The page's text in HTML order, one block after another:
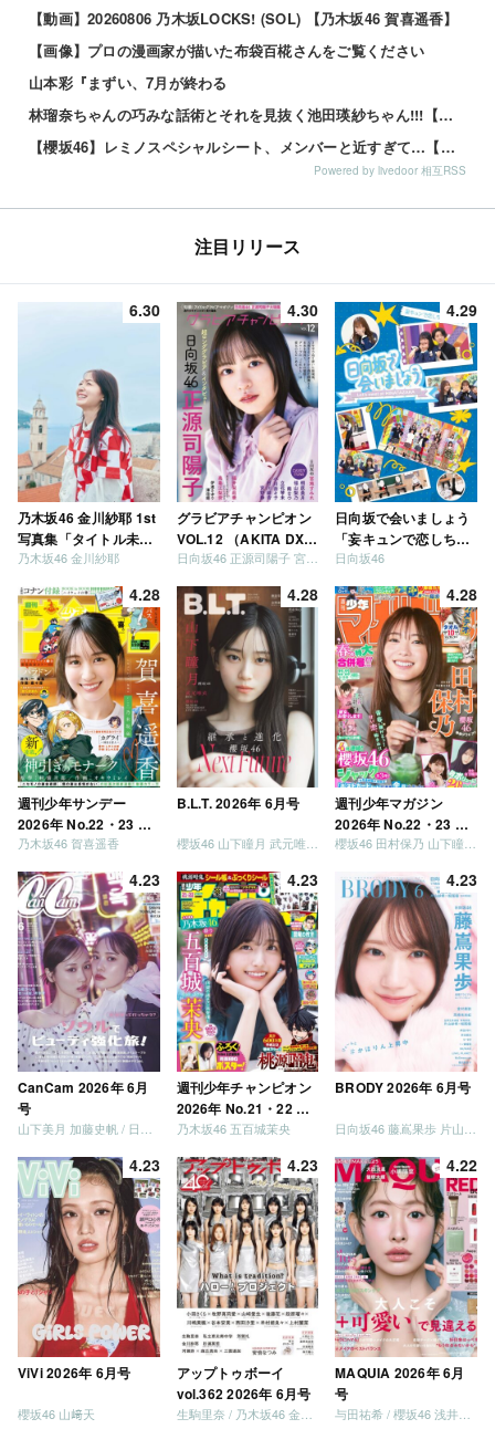
【動画】20260806 乃木坂LOCKS! (SOL) 【乃木坂46 賀喜遥香】
【画像】プロの漫画家が描いた布袋百椛さんをご覧ください
山本彩『まずい、7月が終わる
林瑠奈ちゃんの巧みな話術とそれを見抜く池田瑛紗ちゃん!!!【乃木坂46】
【櫻坂46】レミノスペシャルシート、メンバーと近すぎて…【全国ツアー2026】
Powered by livedoor 相互RSS
注目リリース
6.30
乃木坂46 金川紗耶 1st
写真集「タイトル未
定」
乃木坂46 金川紗耶
4.30
グラビアチャンピオン
VOL.12 （AKITA DXシ
リーズ）
日向坂46 正源司陽子 宮地すみれ
4.29
日向坂で会いましょう
「妄キュンで恋しちゃ
いましょう」「どっち
う」「ご褒美でロケし
ましょう」「フレンド
リーになりましょう」
「笑って卒業を祝いま
しょう」 [Blu-ray]
日向坂46
4.28
週刊少年サンデー
2026年 No.22・23 合
併号
乃木坂46 賀喜遥香
4.28
B.L.T. 2026年 6月号
櫻坂46 山下瞳月 武元唯衣 / 乃木坂46 海邉朱莉
4.28
週刊少年マガジン
2026年 No.22・23 合
併号
4.23
CanCam 2026年 6月
号
4.23
週刊少年チャンピオン
2026年 No.21・22 合
併号
乃木坂46 五百城茉央
4.23
BRODY 2026年 6月号
4.23
ViVi 2026年 6月号
櫻坂46 山﨑天
4.23
アップトゥボーイ
vol.362 2026年 6月号
4.22
MAQUIA 2026年 6月
号